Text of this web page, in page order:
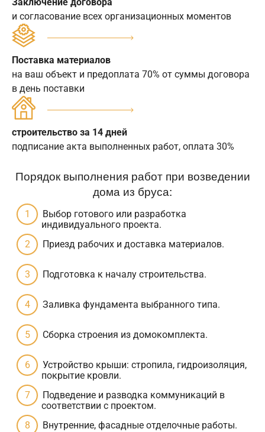
Заключение договора
и согласование всех организационных моментов
Поставка материалов
на ваш объект и предоплата 70% от суммы договора
в день поставки
строительство за 14 дней
подписание акта выполненных работ, оплата 30%
Порядок выполнения работ при возведении
дома из бруса:
Выбор готового или разработка
индивидуального проекта.
Приезд рабочих и доставка материалов.
Подготовка к началу строительства.
Заливка фундамента выбранного типа.
Сборка строения из домокомплекта.
Устройство крыши: стропила, гидроизоляция,
покрытие кровли.
Подведение и разводка коммуникаций в
соответствии с проектом.
Внутренние, фасадные отделочные работы.